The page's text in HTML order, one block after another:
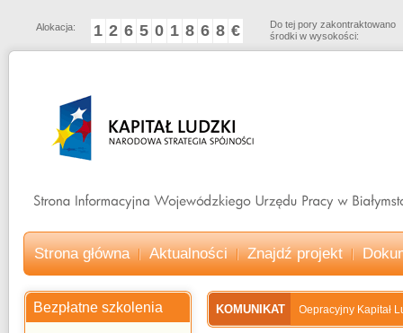
Alokacja: 1 2 6 5 0 1 8 6 8 €
Do tej pory zakontraktowano
środki w wysokości:
Strona główna Aktualności Znajdź projekt
KOMUNIKAT
Program Oepracyjny Kapitał Ludzki
Bezpłatne szkolenia